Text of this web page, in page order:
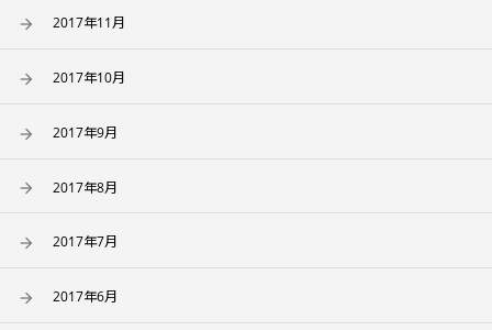
2017年11月
2017年10月
2017年9月
2017年8月
2017年7月
2017年6月